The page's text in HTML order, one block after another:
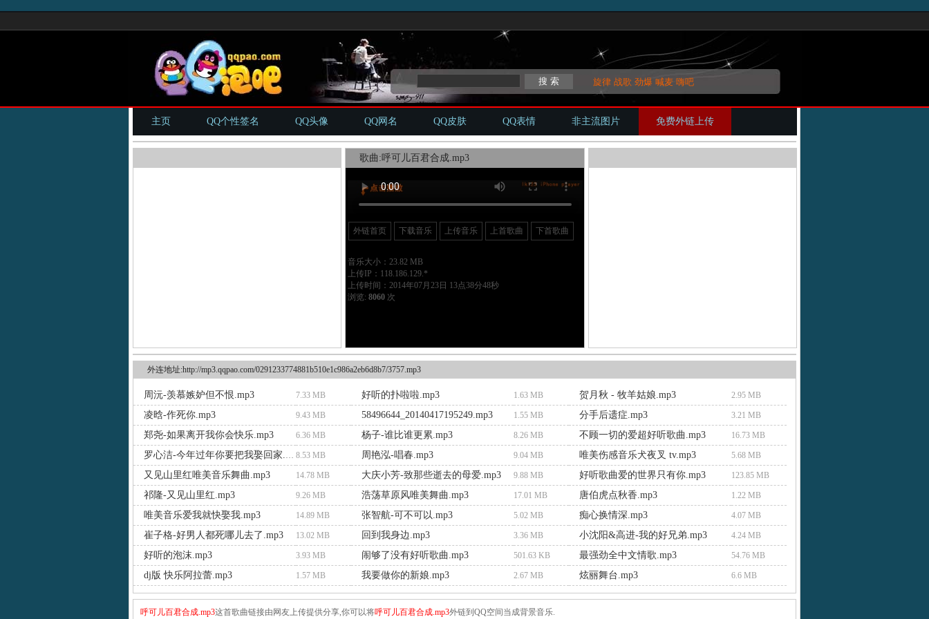
旋律 战歌 劲爆 喊麦 嗨吧
主页 QQ个性签名 QQ头像 QQ网名 QQ皮肤 QQ表情 非主流图片 免费外链上传
歌曲:呼可儿百君合成.mp3
外链首页 下载音乐 上传音乐 上首歌曲 下首歌曲
音乐大小：23.82 MB
上传IP：118.186.129.*
上传时间：2014年07月23日 13点38分48秒
浏览: 8060次
外连地址:http://mp3.qqpao.com/0291233774881b510e1c986a2eb6d8b7/3757.mp3
周沅-羡慕嫉妒但不恨.mp3 7.33 MB 好听的扑啦啦.mp3 1.63 MB 贺月秋 - 牧羊姑娘.mp3 2.95 MB
凌晗-作死你.mp3 9.43 MB 58496644_20140417195249.mp3 1.55 MB 分手后遗症.mp3 3.21 MB
郑尧-如果离开我你会快乐.mp3 6.36 MB 杨子-谁比谁更累.mp3 8.26 MB 不顾一切的爱超好听歌曲.mp3 16.73 MB
罗心洁-今年过年你要把我娶回家.mp3 8.53 MB 周艳泓-唱春.mp3 9.04 MB 唯美伤感音乐犬夜叉 tv.mp3 5.68 MB
又见山里红唯美音乐舞曲.mp3 14.78 MB 大庆小芳-致那些逝去的母爱.mp3 9.88 MB 好听歌曲爱的世界只有你.mp3 123.85 MB
祁隆-又见山里红.mp3 9.26 MB 浩荡草原风唯美舞曲.mp3 17.01 MB 唐伯虎点秋香.mp3 1.22 MB
唯美音乐爱我就快娶我.mp3 14.89 MB 张智航-可不可以.mp3 5.02 MB 痴心换情深.mp3 4.07 MB
崔子格-好男人都死哪儿去了.mp3 13.02 MB 回到我身边.mp3 3.36 MB 小沈阳&高进-我的好兄弟.mp3 4.24 MB
好听的泡沫.mp3 3.93 MB 闹够了没有好听歌曲.mp3 501.63 KB 最强劲全中文情歌.mp3 54.76 MB
dj版 快乐阿拉蕾.mp3 1.57 MB 我要做你的新娘.mp3 2.67 MB 炫丽舞台.mp3 6.6 MB
呼可儿百君合成.mp3这首歌曲链接由网友上传提供分享,你可以将呼可儿百君合成.mp3外链到QQ空间当成背景音乐.